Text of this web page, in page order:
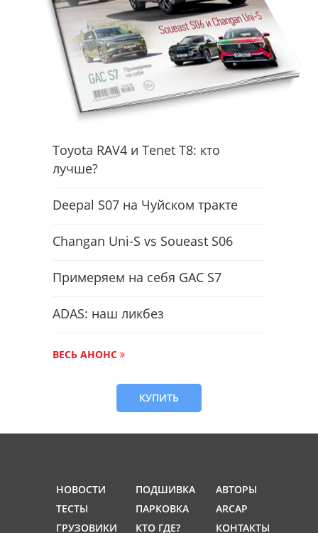
Toyota RAV4 и Tenet T8: кто
лучше?
Deepal S07 на Чуйском тракте
Changan Uni-S vs Soueast S06
Примеряем на себя GAC S7
ADAS: наш ликбез
ВЕСЬ АНОНС
КУПИТЬ
НОВОСТИ
ТЕСТЫ
ГРУЗОВИКИ
ПОДШИВКА
ПАРКОВКА
КТО ГДЕ?
АВТОРЫ
ARCAP
КОНТАКТЫ